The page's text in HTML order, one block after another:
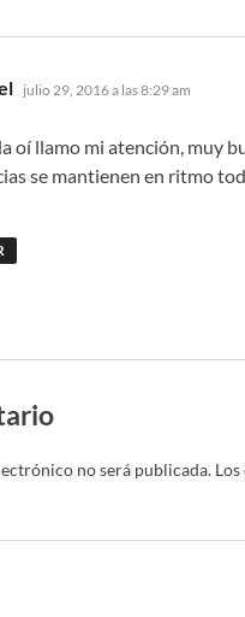
dice:
julio 29, 2016 a las 8:29 am
oí llamo mi atención, muy
se mantienen en ritmo
no será publicada.